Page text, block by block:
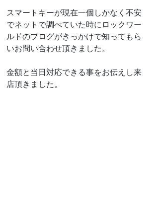
スマートキーが現在一個しかなく不安
でネットで調べていた時にロックワー
ルドのブログがきっかけで知ってもら
いお問い合わせ頂きました。
金額と当日対応できる事をお伝えし来
店頂きました。